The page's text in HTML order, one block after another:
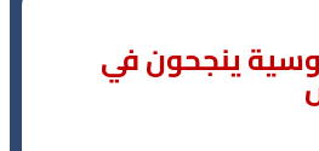
ينجحون في